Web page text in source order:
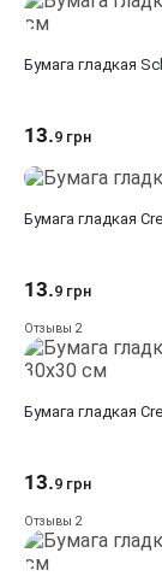
Бумага гладкая
13.9 грн
Бумага гладкая
13.9 грн
Отзывы 2
Бумага гладкая
13.9 грн
Отзывы 2